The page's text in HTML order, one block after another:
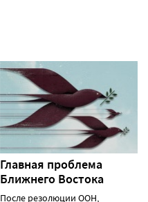
Главная проблема
Ближнего Востока
После резолюции ООН,